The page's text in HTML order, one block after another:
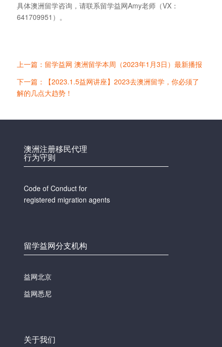
具体澳洲留学咨询，请联系留学益网Amy老师（VX：
641709951）。
上一篇：留学益网 澳洲留学本周（2023年1月3日）最新播报
下一篇：【2023.1.5益网讲座】2023去澳洲留学，你必须了
解的几点大趋势！
澳洲注册移民代理
行为守则
Code of Conduct for
registered migration agents
留学益网分支机构
益网北京
益网悉尼
关于我们